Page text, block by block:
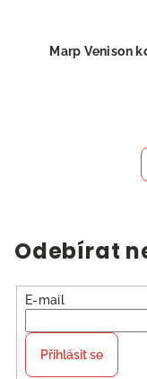
Marp Venison
Odebírat
E-mail
Přihlásit se